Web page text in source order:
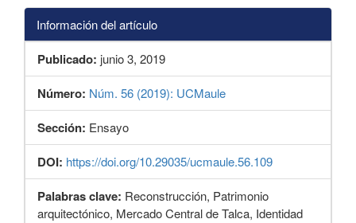
Información del artículo
Publicado: junio 3, 2019
Número: Núm. 56 (2019): UCMaule
Sección: Ensayo
DOI: https://doi.org/10.29035/ucmaule.56.109
Palabras clave: Reconstrucción, Patrimonio
arquitectónico, Mercado Central de Talca, Identidad